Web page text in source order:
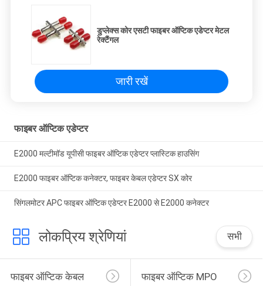
डुप्लेक्स कोर एसटी फाइबर ऑप्टिक एडेप्टर मेटल
रेक्टैंगल
जारी रखें
फाइबर ऑप्टिक एडेप्टर
E2000 मल्टीमॉड यूपीसी फाइबर ऑप्टिक एडेप्टर प्लास्टिक हाउसिंग
E2000 फाइबर ऑप्टिक कनेक्टर, फाइबर केबल एडेप्टर SX कोर
सिंगलमोटर APC फाइबर ऑप्टिक एडेप्टर E2000 से E2000 कनेक्टर
लोकप्रिय श्रेणियां सभी
फाइबर ऑप्टिक केबल फाइबर ऑप्टिक MPO